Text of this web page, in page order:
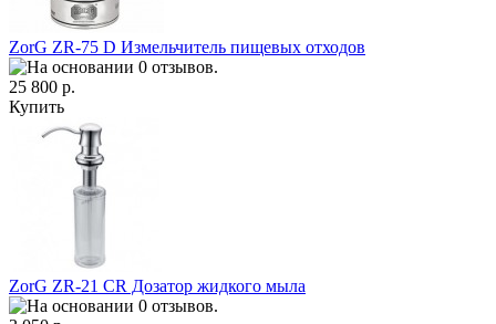
ZorG ZR-75 D Измельчитель пищевых отходов
25 800 р.
Купить
ZorG ZR-21 CR Дозатор жидкого мыла